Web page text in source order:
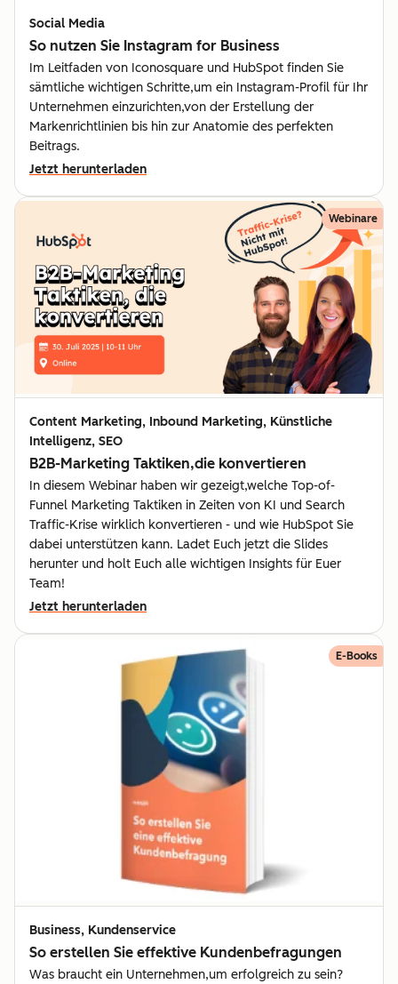
Social Media
So nutzen Sie Instagram for Business
Im Leitfaden von Iconosquare und HubSpot finden Sie
sämtliche wichtigen Schritte,um ein Instagram-Profil für Ihr
Unternehmen einzurichten,von der Erstellung der
Markenrichtlinien bis hin zur Anatomie des perfekten
Beitrags.
Jetzt herunterladen
Webinare
Content Marketing, Inbound Marketing, Künstliche
Intelligenz, SEO
B2B-Marketing Taktiken,die konvertieren
In diesem Webinar haben wir gezeigt,welche Top-of-
Funnel Marketing Taktiken in Zeiten von KI und Search
Traffic-Krise wirklich konvertieren - und wie HubSpot Sie
dabei unterstützen kann. Ladet Euch jetzt die Slides
herunter und holt Euch alle wichtigen Insights für Euer
Team!
Jetzt herunterladen
E-Books
Business, Kundenservice
So erstellen Sie effektive Kundenbefragungen
Was braucht ein Unternehmen,um erfolgreich zu sein?